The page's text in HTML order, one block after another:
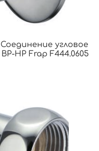
Соединение угловое
НР Frap F444.0605